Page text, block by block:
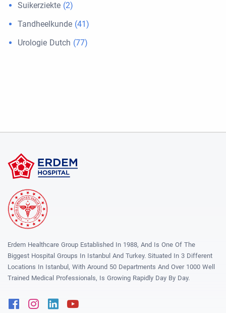
Suikerziekte (2)
Tandheelkunde (41)
Urologie Dutch (77)
Erdem Healthcare Group Established In 1988, And Is One Of The
Biggest Hospital Groups In Istanbul And Turkey. Situated In 3 Different
Locations In Istanbul, With Around 50 Departments And Over 1000 Well
Trained Medical Professionals, Is Growing Rapidly Day By Day.
FacebookInstagram
Linkedin